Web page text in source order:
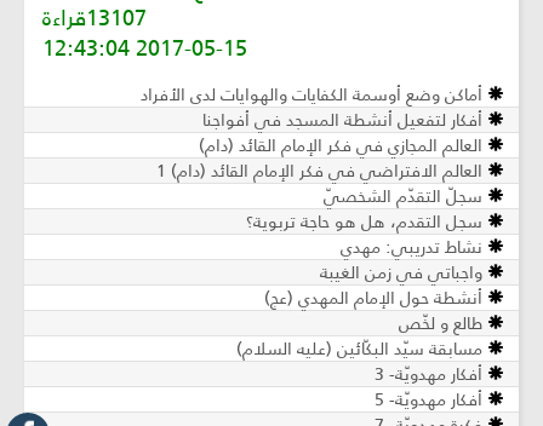
13107قراءة
2017-05-15 12:43:04
أماكن وضع أوسمة الكفايات والهوايات لدى الأفراد
أفكار لتفعيل أنشطة المسجد في أفواجنا
العالم المجازي في فكر الإمام القائد (دام)
العالم الافتراضي في فكر الإمام القائد (دام) 1
سجلّ التقدّم الشخصيّ
سجل التقدم، هل هو حاجة تربوية؟
نشاط تدريبي: مهدي
واجباتي في زمن الغيبة
أنشطة حول الإمام المهدي (عج)
طالع و لخّص
مسابقة سيّد البكّائين (عليه السلام)
أفكار مهدويّة- 3
أفكار مهدويّة- 5